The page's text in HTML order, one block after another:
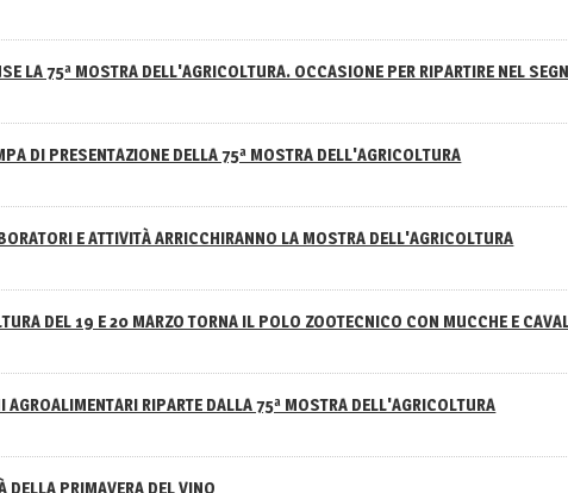
LA 75ª MOSTRA DELL'AGRICOLTURA. OCCASIONE PER RIPARTIRE NEL
DI PRESENTAZIONE DELLA 75ª MOSTRA DELL'AGRICOLTURA
E ATTIVITÀ ARRICCHIRANNO LA MOSTRA DELL'AGRICOLTURA
DEL 19 E 20 MARZO TORNA IL POLO ZOOTECNICO CON MUCCHE E
AGROALIMENTARI RIPARTE DALLA 75ª MOSTRA DELL'AGRICOLTURA
DELLA PRIMAVERA DEL VINO